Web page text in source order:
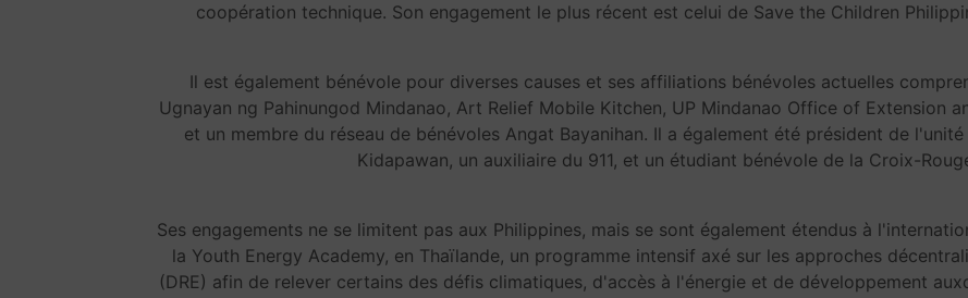
coopération technique. Son engagement le plus récent est celui de Save the Children
Il est également bénévole pour diverses causes et ses affiliations bénévoles actuelles
Ugnayan ng Pahinungod Mindanao, Art Relief Mobile Kitchen, UP Mindanao Office of Extension
et un membre du réseau de bénévoles Angat Bayanihan. Il a également été président de
Kidapawan, un auxiliaire du 911, et un étudiant bénévole de la Croix-
Ses engagements ne se limitent pas aux Philippines, mais se sont également étendus à
la Youth Energy Academy, en Thaïlande, un programme intensif axé sur les approches
(DRE) afin de relever certains des défis climatiques, d'accès à l'énergie et de développement